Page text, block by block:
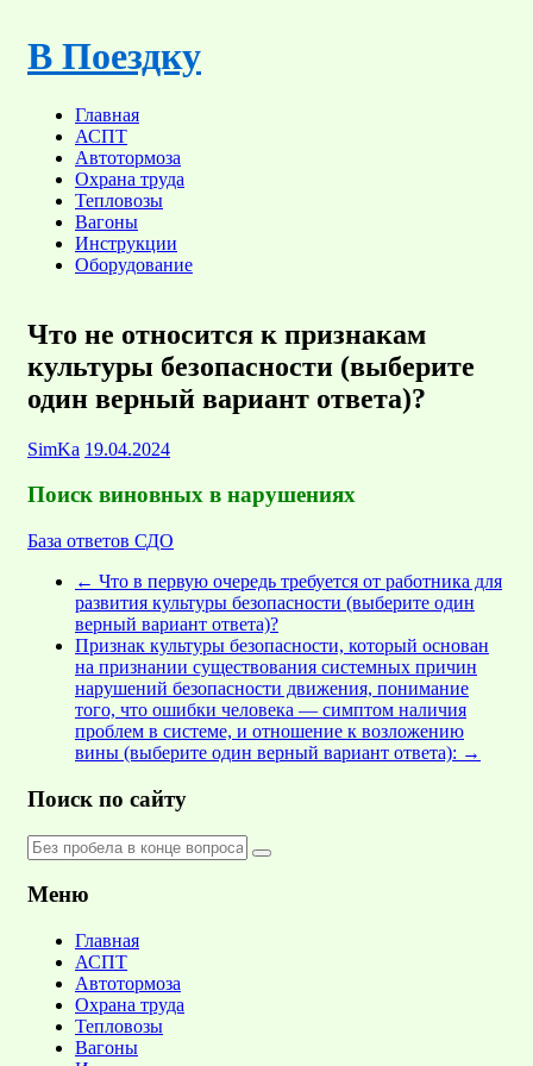
content
В Поездку
Главная
АСПТ
Автотормоза
Охрана труда
Тепловозы
Вагоны
Инструкции
Оборудование
Что не относится к признакам
культуры безопасности (выберите
один верный вариант ответа)?
SimKa 19.04.2024
Поиск виновных в нарушениях
База ответов СДО
← Что в первую очередь требуется от работника для
развития культуры безопасности (выберите один
верный вариант ответа)?
Признак культуры безопасности, который основан
на признании существования системных причин
нарушений безопасности движения, понимание
того, что ошибки человека — симптом наличия
проблем в системе, и отношение к возложению
вины (выберите один верный вариант ответа): →
Поиск по сайту
Меню
Главная
АСПТ
Автотормоза
Охрана труда
Тепловозы
Вагоны